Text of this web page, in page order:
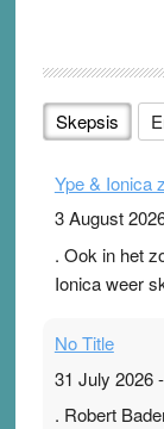
Skepsis
Ype & Ionica
3 August
. Ook in het
Ionica weer
No Title
31 July 2026-
. Robert